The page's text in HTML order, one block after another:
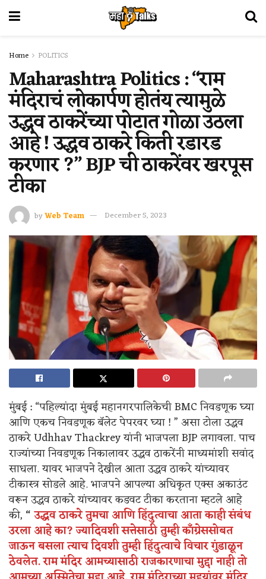
Home POLITICS
Maharashtra Politics : “राम
मंदिराचं लोकार्पण होतंय त्यामुळे
उद्धव ठाकरेंच्या पोटात गोळा उठला
आहे ! उद्धव ठाकरे किती रडारड
करणार ?” BJP ची ठाकरेंवर खरपूस
टीका
byWeb Team December 5, 2023
मुंबई : “पहिल्यांदा मुंबई महानगरपालिकेची BMC निवडणूक घ्या
आणि एकच निवडणूक बॅलेट पेपरवर घ्या ! ” असा टोला उद्धव
ठाकरे Udhhav Thackrey यांनी भाजपला BJP लगावला. पाच
राज्यांच्या निवडणूक निकालावर उद्धव ठाकरेंनी माध्यमांशी सवांद
साधला. यावर भाजपने देखील आता उद्धव ठाकरे यांच्यावर
टीकास्त्र सोडले आहे. भाजपने आपल्या अधिकृत एक्स अकाउंट
वरून उद्धव ठाकरे यांच्यावर कडवट टीका करताना म्हटले आहे
की, “ उद्धव ठाकरे तुमचा आणि हिंदुत्वाचा आता काही संबंध
उरला आहे का? ज्यादिवशी सत्तेसाठी तुम्ही काँग्रेससोबत
जाऊन बसला त्याच दिवशी तुम्ही हिंदुत्वाचे विचार गुंडाळून
ठेवलेत. राम मंदिर आमच्यासाठी राजकारणाचा मुद्दा नाही तो